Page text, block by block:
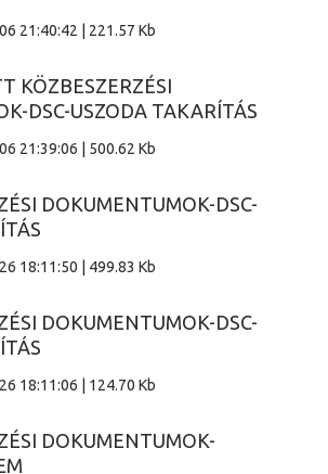
21:40:42 | 221.57 Kb
KÖZBESZERZÉSI
DSC-USZODA TAKARÍTÁS
21:39:06 | 500.62 Kb
DOKUMENTUMOK-DSC-
18:11:50 | 499.83 Kb
DOKUMENTUMOK-DSC-
18:11:06 | 124.70 Kb
DOKUMENTUMOK-